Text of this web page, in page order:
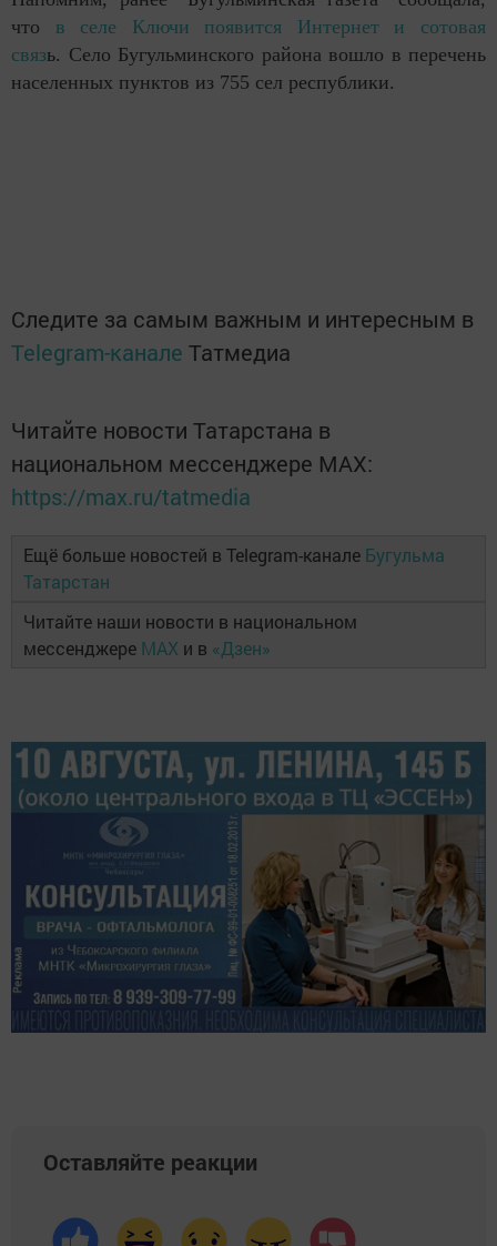
что в селе Ключи появится Интернет и сотовая
связь. Село Бугульминского района вошло в перечень
населенных пунктов из 755 сел республики.
Следите за самым важным и интересным в
Telegram-канале Татмедиа
Читайте новости Татарстана в
национальном мессенджере MАХ:
https://max.ru/tatmedia
Ещё больше новостей в Telegram-канале Бугульма
Татарстан
Читайте наши новости в национальном
мессенджере MAX и в «Дзен»
Оставляйте реакции